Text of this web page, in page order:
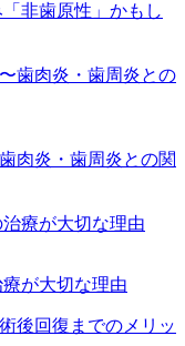
非歯原性」かもし
肉炎・歯周炎との関
が大切な理由